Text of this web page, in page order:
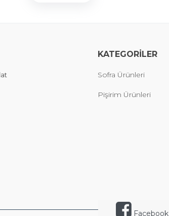
KATEGORİLER
Sofra Ürünleri
Pişirim Ürünleri
Facebook